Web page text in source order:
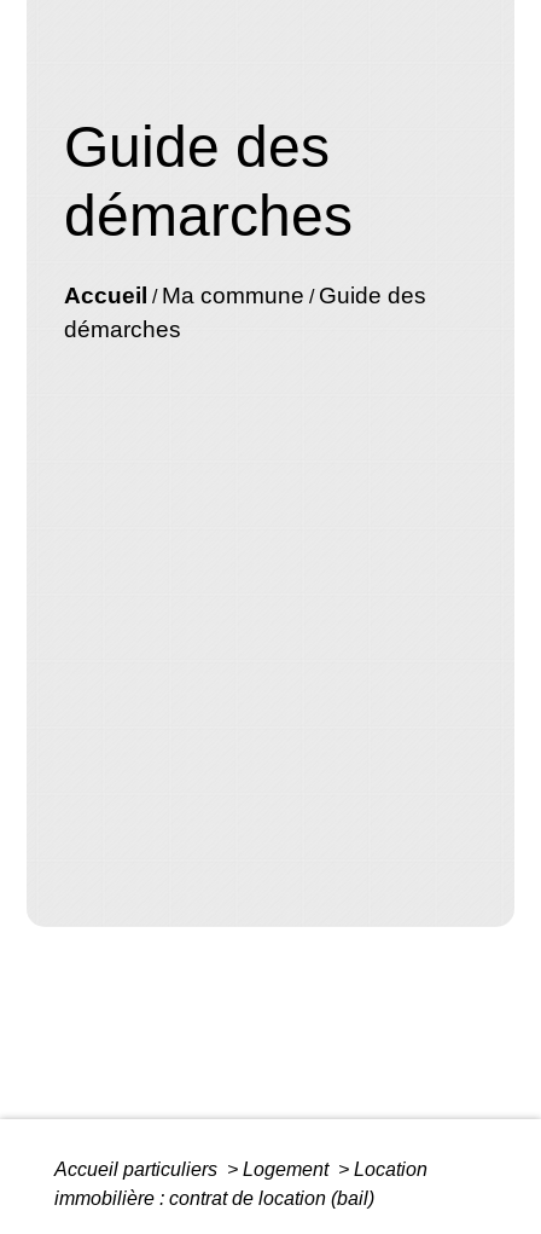
Guide des
démarches
Accueil / Ma commune / Guide des
démarches
Accueil particuliers > Logement > Location
immobilière : contrat de location (bail)